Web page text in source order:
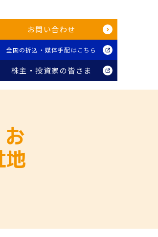
お問い合わせ
全国の折込・媒体手配はこちら
株主・投資家の皆さま
お
地